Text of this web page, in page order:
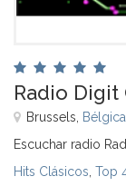
Radio Digit
Brussels, Bélgica
Escuchar radio
Hits Clásicos Top